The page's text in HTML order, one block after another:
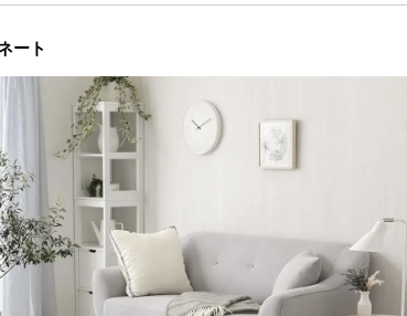
活かしたデザイン。まるでカフェのようなスタイ
くれます。
ート